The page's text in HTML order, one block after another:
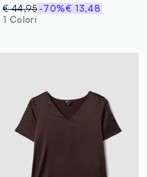
€ 44,95 -70%€ 13,48
1 Colori